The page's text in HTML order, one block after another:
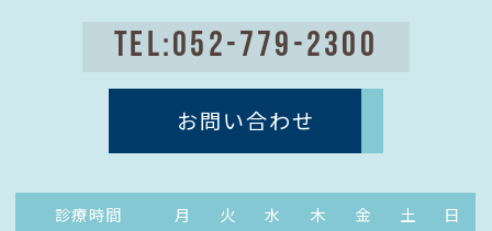
TEL:052-779-2300
お問い合わせ
診療時間 月 火 水 木 金 土 日